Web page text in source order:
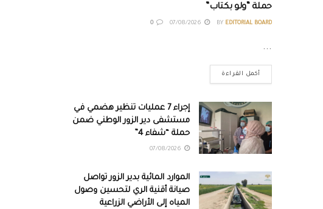
حملة “ولو بكتاب”
BY EDITORIAL BOARD
0
...
أكمل القراءة
إجراء 7 عمليات تنظير هضمي في
مستشفى دير الزور الوطني ضمن
حملة “شفاء 4”
الموارد المائية بدير الزور تواصل
صيانة أقنية الري لتحسين وصول
المياه إلى الأراضي الزراعية